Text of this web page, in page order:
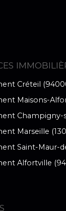
Créteil
Maisons-
Champigny-
Marseille
Saint-Maur-
Alfortville